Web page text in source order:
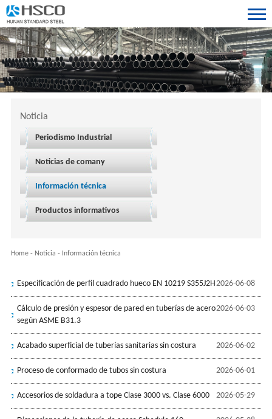
Noticia
Periodismo Industrial
Noticias de comany
Información técnica
Productos informativos
Home- Noticia - Información técnica
2026-06-08
Especificación de perfil cuadrado hueco EN 10219 S355J2H
2026-06-03
Cálculo de presión y espesor de pared en tuberías de acero
según ASME B31.3
2026-06-02
Acabado superficial de tuberías sanitarias sin costura
2026-06-01
Proceso de conformado de tubos sin costura
2026-05-29
Accesorios de soldadura a tope Clase 3000 vs. Clase 6000